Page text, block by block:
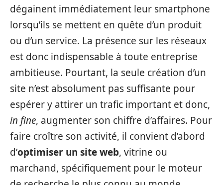
dégainent immédiatement leur smartphone
lorsqu’ils se mettent en quête d’un produit
ou d’un service. La présence sur les réseaux
est donc indispensable à toute entreprise
ambitieuse. Pourtant, la seule création d’un
site n’est absolument pas suffisante pour
espérer y attirer un trafic important et donc,
in fine, augmenter son chiffre d’affaires. Pour
faire croître son activité, il convient d’abord
d’optimiser un site web, vitrine ou
marchand, spécifiquement pour le moteur